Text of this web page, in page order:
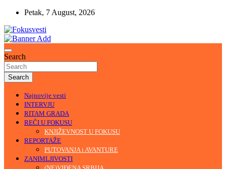
Skip
content
Petak, 7 August, 2026
Fokusvesti
Search
Search
Najnovije vesti
INTERVJU
RITAM GRADA
REČI U FOKUSU
KNJIŽEVNOST U FOKUSU
REPORTAŽE
PUTOVANJA i AVANTURE
ZANIMLJIVOSTI